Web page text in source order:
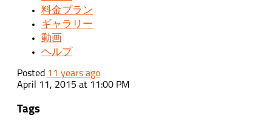
料金プラン
ギャラリー
動画
ヘルプ
Posted 11 years ago
April 11, 2015 at 11:00 PM
Tags